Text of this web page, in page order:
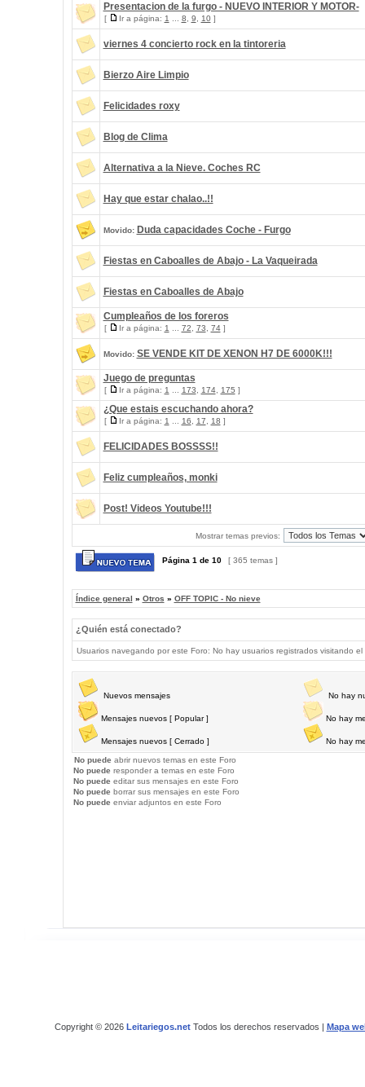
Presentacion de la furgo - NUEVO INTERIOR Y MOTOR-
[ Ir a página: 1 8 9 10]
viernes 4 concierto rock en la tintoreria
Bierzo Aire Limpio
Felicidades roxy
Blog de Clima
Alternativa a la Nieve. Coches RC
Hay que estar chalao..!!
Movido: Duda capacidades Coche - Furgo
Fiestas en Caboalles de Abajo - La Vaqueirada
Fiestas en Caboalles de Abajo
Cumpleaños de los foreros
[ Ir a página: 1 72 73 74]
Movido: SE VENDE KIT DE XENON H7 DE 6000K!!!
Juego de preguntas
[ Ir a página: 1 173 174, 175 ]
¿Que estais escuchando ahora?
[ Ir a página: 1 16 17 18 ]
FELICIDADES BOSSSS!!
Feliz cumpleaños, monki
Post! Videos Youtube!!!
Mostrar temas previos:
Página 1 de 10 [ 365 temas ]
Índice general » Otros » OFF TOPIC - No nieve
¿Quién está conectado?
Usuarios navegando por este Foro: No hay usuarios registrados visitando el
Nuevos mensajes
Mensajes nuevos [ Popular ]
Mensajes nuevos [ Cerrado ]
No hay
No hay
No hay
No puede abrir nuevos temas en este Foro
No puede responder a temas en este Foro
No puede editar sus mensajes en este Foro
No puede borrar sus mensajes en este Foro
No puede enviar adjuntos en este Foro
Copyright © 2026 Leitariegos.netTodos los derechos reservados | Mapa